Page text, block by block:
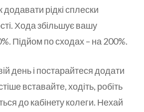
додавати рідкі сплески
Хода збільшує вашу
Підйом по сходах – на 200%.
день і постарайтеся додати
вставайте, ходіть, робіть
до кабінету колеги. Нехай